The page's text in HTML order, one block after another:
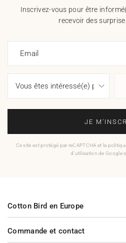
Inscrivez-vous pour être
recevoir des
Email
JE
Ce site est protégé par reCAPTCHA et la
d'utilisation de Google
Commande et contact
Cotton Bird en Europe